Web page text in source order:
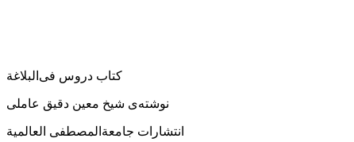
کتاب دروس فی‌البلاغة
نوشته‌ی شیخ معین دقیق عاملی
انتشارات جامعةالمصطفی العالمیة